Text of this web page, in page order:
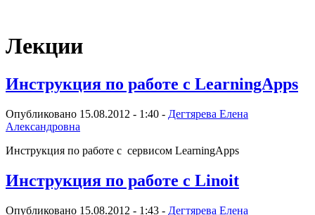
Лекции
Инструкция по работе с LearningApps
Опубликовано 15.08.2012 - 1:40 - Дегтярева Елена
Александровна
Инструкция по работе с сервисом LearningApps
Инструкция по работе с Linoit
Опубликовано 15.08.2012 - 1:43 - Дегтярева Елена